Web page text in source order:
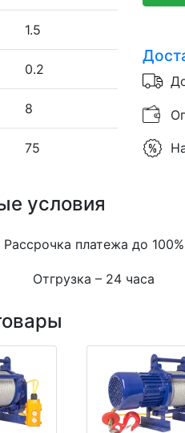
1.5
0.2
8
75
условия
Рассрочка платежа до 100%
Отгрузка – 24 часа